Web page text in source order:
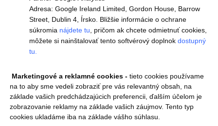
Adresa: Google Ireland Limited, Gordon House, Barrow
Street, Dublin 4, Írsko. Bližšie informácie o ochrane
súkromia nájdete tu , pričom ak chcete odmietnuť cookies,
môžete si nainštalovať tento softvérový doplnok dostupný
tu.
Marketingové a reklamné cookies - tieto cookies používame
na to aby sme vedeli zobraziť pre vás relevantný obsah, na
základe vašich predchádzajúcich preferencii, ďalším účelom je
zobrazovanie reklamy na základe vašich záujmov. Tento typ
cookies ukladáme iba na základe vášho súhlasu.